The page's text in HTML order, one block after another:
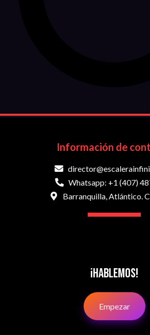
Información de
Whatsapp: +1 (407)
Barranquilla, Atlántico.
¡Hablemos!
Empezar